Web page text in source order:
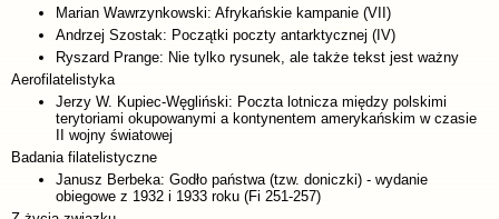
Marian Wawrzynkowski: Afrykańskie kampanie (VII)
Andrzej Szostak: Początki poczty antarktycznej (IV)
Ryszard Prange: Nie tylko rysunek, ale także tekst jest ważny
Aerofilatelistyka
Jerzy W. Kupiec-Węgliński: Poczta lotnicza między polskimi
terytoriami okupowanymi a kontynentem amerykańskim w czasie
II wojny światowej
Badania filatelistyczne
Janusz Berbeka: Godło państwa (tzw. doniczki) - wydanie
obiegowe z 1932 i 1933 roku (Fi 251-257)